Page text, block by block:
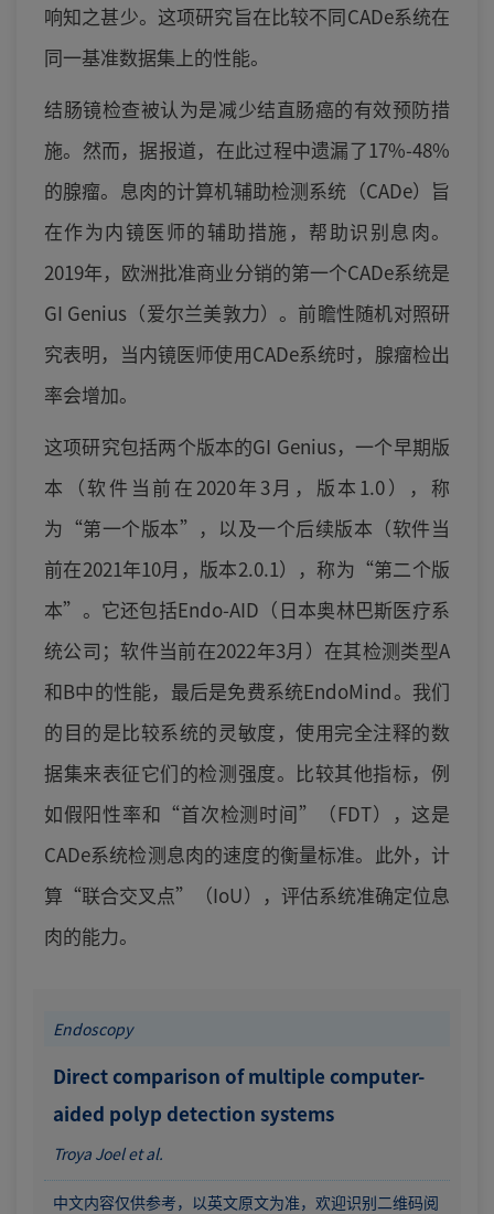
响知之甚少。这项研究旨在比较不同CADe系统在
同一基准数据集上的性能。
结肠镜检查被认为是减少结直肠癌的有效预防措
施。然而，据报道，在此过程中遗漏了17%-48%
的腺瘤。息肉的计算机辅助检测系统（CADe）旨
在作为内镜医师的辅助措施，帮助识别息肉。
2019年，欧洲批准商业分销的第一个CADe系统是
GI Genius（爱尔兰美敦力）。前瞻性随机对照研
究表明，当内镜医师使用CADe系统时，腺瘤检出
率会增加。
这项研究包括两个版本的GI Genius，一个早期版
本（软件当前在2020年3月，版本1.0），称
为“第一个版本”，以及一个后续版本（软件当
前在2021年10月，版本2.0.1），称为“第二个版
本”。它还包括Endo-AID（日本奥林巴斯医疗系
统公司；软件当前在2022年3月）在其检测类型A
和B中的性能，最后是免费系统EndoMind。我们
的目的是比较系统的灵敏度，使用完全注释的数
据集来表征它们的检测强度。比较其他指标，例
如假阳性率和“首次检测时间”（FDT），这是
CADe系统检测息肉的速度的衡量标准。此外，计
算“联合交叉点”（IoU），评估系统准确定位息
肉的能力。
Endoscopy
Direct comparison of multiple computer-
aided polyp detection systems
Troya Joel et al.
中文内容仅供参考，以英文原文为准，欢迎识别二维码阅